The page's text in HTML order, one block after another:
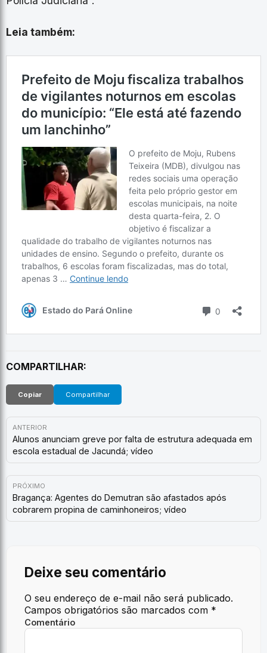
Leia também:
COMPARTILHAR:
Copiar Compartilhar
ANTERIOR
Alunos anunciam greve por falta de estrutura adequada em
escola estadual de Jacundá; vídeo
PRÓXIMO
Bragança: Agentes do Demutran são afastados após
cobrarem propina de caminhoneiros; vídeo
Deixe seu comentário
O seu endereço de e-mail não será publicado.
Campos obrigatórios são marcados com *
Comentário